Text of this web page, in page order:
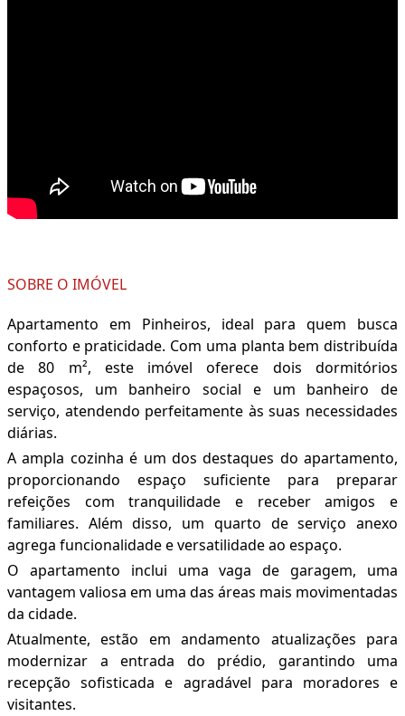
SOBRE O IMÓVEL
Apartamento em Pinheiros, ideal para quem busca
conforto e praticidade. Com uma planta bem distribuída
de 80 m², este imóvel oferece dois dormitórios
espaçosos, um banheiro social e um banheiro de
serviço, atendendo perfeitamente às suas necessidades
diárias.
A ampla cozinha é um dos destaques do apartamento,
proporcionando espaço suficiente para preparar
refeições com tranquilidade e receber amigos e
familiares. Além disso, um quarto de serviço anexo
agrega funcionalidade e versatilidade ao espaço.
O apartamento inclui uma vaga de garagem, uma
vantagem valiosa em uma das áreas mais movimentadas
da cidade.
Atualmente, estão em andamento atualizações para
modernizar a entrada do prédio, garantindo uma
recepção sofisticada e agradável para moradores e
visitantes.